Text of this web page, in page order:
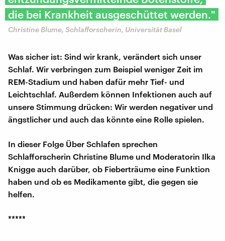
die bei Krankheit ausgeschüttet werden."
Christine Blume, Schlafforscherin, Universität Basel
Was sicher ist: Sind wir krank, verändert sich unser
Schlaf. Wir verbringen zum Beispiel weniger Zeit im
REM-Stadium und haben dafür mehr Tief- und
Leichtschlaf. Außerdem können Infektionen auch auf
unsere Stimmung drücken: Wir werden negativer und
ängstlicher und auch das könnte eine Rolle spielen.
In dieser Folge Über Schlafen sprechen
Schlafforscherin Christine Blume und Moderatorin Ilka
Knigge auch darüber, ob Fieberträume eine Funktion
haben und ob es Medikamente gibt, die gegen sie
helfen.
*****